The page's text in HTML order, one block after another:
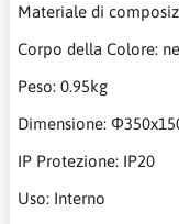
Materiale di
Corpo della Colore:
Peso: 0.95kg
Dimensione:
IP Protezione: IP20
Uso: Interno